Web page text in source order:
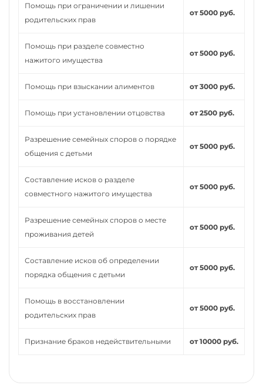
Помощь при ограничении и лишении
родительских прав
от 5000 руб.
Помощь при разделе совместно
нажитого имущества
от 5000 руб.
Помощь при взыскании алиментов от 3000 руб.
Помощь при установлении отцовства от 2500 руб.
Разрешение семейных споров о порядке
общения с детьми
от 5000 руб.
Составление исков о разделе
совместного нажитого имущества
от 5000 руб.
Разрешение семейных споров о месте
проживания детей
от 5000 руб.
Составление исков об определении
порядка общения с детьми
от 5000 руб.
Помощь в восстановлении
родительских прав
от 5000 руб.
Признание браков недействительными от 10000 руб.